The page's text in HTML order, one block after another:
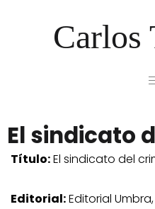
Carlos
El sindicato
Título:El sindicato del
Editorial:Editorial